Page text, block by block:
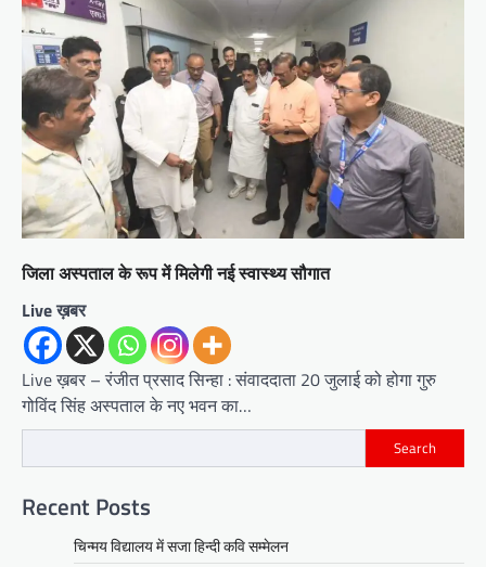
जिला अस्पताल के रूप में मिलेगी नई स्वास्थ्य सौगात
Live ख़बर
Live ख़बर – रंजीत प्रसाद सिन्हा : संवाददाता 20 जुलाई को होगा गुरु
गोविंद सिंह अस्पताल के नए भवन का…
Search
Recent Posts
चिन्मय विद्यालय में सजा हिन्दी कवि सम्मेलन